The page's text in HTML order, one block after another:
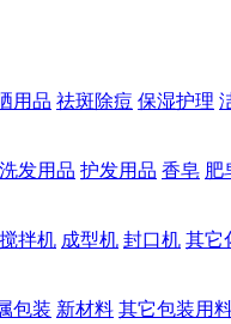
用品 祛斑除痘 保湿护理
洗发用品 护发用品 香皂 肥
搅拌机 成型机 封口机 其它
包装 新材料 其它包装用